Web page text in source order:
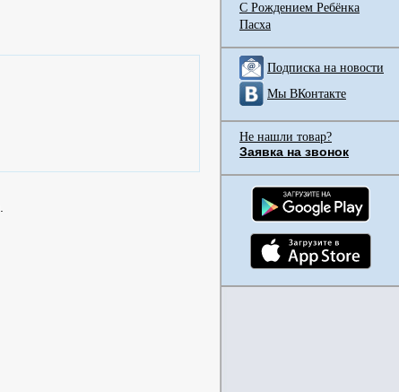
С Рождением Ребёнка
Пасха
Подписка на новости
Мы ВКонтакте
Не нашли товар?
Заявка на звонок